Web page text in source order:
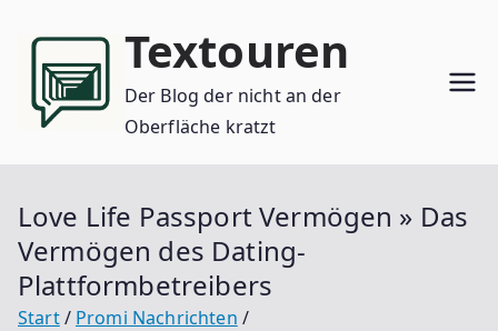
Inhalt
springen
Textouren
Der Blog der nicht an der
Oberfläche kratzt
Love Life Passport Vermögen » Das
Vermögen des Dating-
Plattformbetreibers
Start
Promi Nachrichten